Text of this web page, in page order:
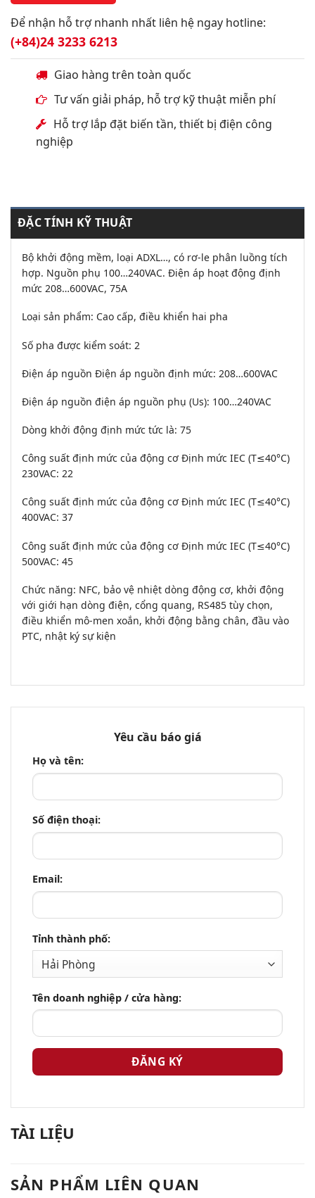
Để nhận hỗ trợ nhanh nhất liên hệ ngay hotline:
(+84)24 3233 6213
Giao hàng trên toàn quốc
Tư vấn giải pháp, hỗ trợ kỹ thuật miễn phí
Hỗ trợ lắp đặt biến tần, thiết bị điện công
nghiệp
ĐẶC TÍNH KỸ THUẬT
Bộ khởi động mềm, loại ADXL…, có rơ-le phân luồng tích
hợp. Nguồn phụ 100…240VAC. Điện áp hoạt động định
mức 208…600VAC, 75A
Loại sản phẩm: Cao cấp, điều khiển hai pha
Số pha được kiểm soát: 2
Điện áp nguồn Điện áp nguồn định mức: 208…600VAC
Điện áp nguồn điện áp nguồn phụ (Us): 100…240VAC
Dòng khởi động định mức tức là: 75
Công suất định mức của động cơ Định mức IEC (T≤40°C)
230VAC: 22
Công suất định mức của động cơ Định mức IEC (T≤40°C)
400VAC: 37
Công suất định mức của động cơ Định mức IEC (T≤40°C)
500VAC: 45
Chức năng: NFC, bảo vệ nhiệt dòng động cơ, khởi động
với giới hạn dòng điện, cổng quang, RS485 tùy chọn,
điều khiển mô-men xoắn, khởi động bằng chân, đầu vào
PTC, nhật ký sự kiện
Yêu cầu báo giá
Họ và tên:
Số điện thoại:
Email:
Tỉnh thành phố:
Tên doanh nghiệp / cửa hàng:
TÀI LIỆU
SẢN PHẨM LIÊN QUAN